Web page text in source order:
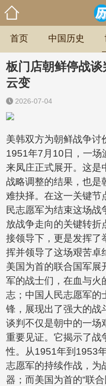
首页 中国历史
板门店朝鲜停战
云变
2026-07-04
美韩双方为朝鲜战争讨
1951年7月10日，一场
来凤庄正式展开。这是
战略调整的结果，也是
难抉择。在这一关键节
民志愿军为结束这场战
放战争走向的关键转折
接领导下，更是发挥了
挥并领导了这场艰苦卓
美国为首的联合国军展
军的战士们，在血与火
志；中国人民志愿军的
锋，展现出了强大的战
谈判不仅是朝中的一场
重要见证。它揭示了战
性。从1951年到1953
志愿军的持续作战，为
器；而美国为首的“联